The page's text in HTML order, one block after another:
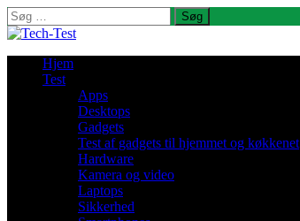
Søg
efter:
Hjem
Test
Apps
Desktops
Gadgets
Test af gadgets til hjemmet og køkkenet
Hardware
Kamera og video
Laptops
Sikkerhed